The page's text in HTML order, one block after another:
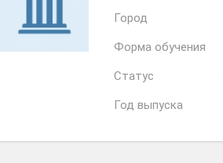
Город
Форма обучения
Статус
Год выпуска